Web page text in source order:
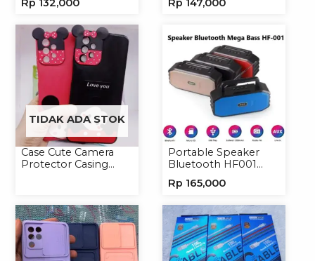
Portable Wireless
Rp 132,000
Kamera
Rp 147,000
TIDAK ADA STOK
Case Cute Camera
Protector Casing
Portable Speaker
Bluetooth HF001
Wireless
Rp 165,000